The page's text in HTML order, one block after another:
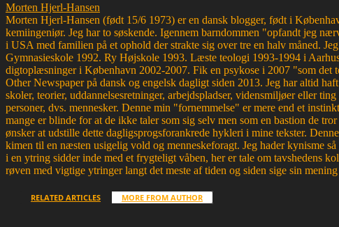
Morten Hjerl-Hansen
Morten Hjerl-Hansen (født 15/6 1973) er en dansk blogger, født i
kemiingeniør. Jeg har to søskende. Igennem barndommen "opfandt jeg
i USA med familien på et ophold der strakte sig over tre en halv måned.
Gymnasieskole 1992. Ry Højskole 1993. Læste teologi 1993-1994 i
digtoplæsninger i København 2002-2007. Fik en psykose i 2007 "som det
Other Newspaper på dansk og engelsk dagligt siden 2013. Jeg har altid
skoler, teorier, uddannelsesretninger, arbejdspladser, vidensmiljøer eller
personer, dvs. mennesker. Denne min "fornemmelse" er mere end et
mange er blinde for at de ikke taler som sig selv men som en bastion de
ønsker at udstille dette dagligsprogsforankrede hykleri i mine tekster.
kimen til en næsten usigelig vold og menneskeforagt. Jeg hader kynisme
i en ytring sidder inde med et frygteligt våben, her er tale om tavshedens
røven med vigtige ytringer langt det meste af tiden og siden sige sin
RELATED ARTICLES MORE FROM AUTHOR